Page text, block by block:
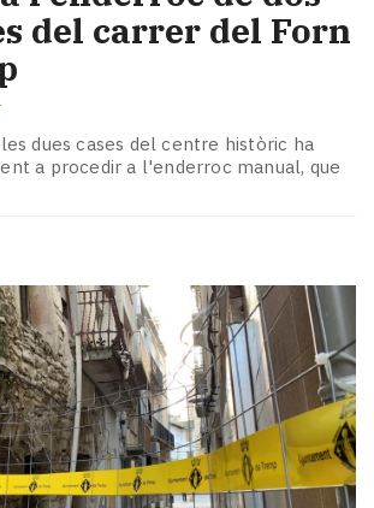
del carrer del Forn
dues cases del centre històric ha
a procedir a l'enderroc manual, que